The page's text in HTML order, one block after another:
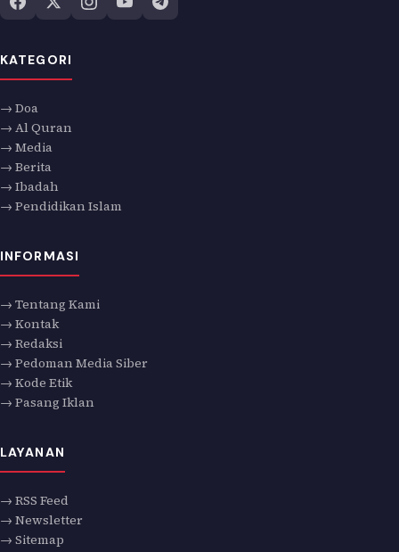
KATEGORI
→ Doa
→ Al Quran
→ Media
→ Berita
→ Ibadah
→ Pendidikan Islam
INFORMASI
→ Tentang Kami
→ Kontak
→ Redaksi
→ Pedoman Media Siber
→ Kode Etik
→ Pasang Iklan
LAYANAN
→ RSS Feed
→ Newsletter
→ Sitemap